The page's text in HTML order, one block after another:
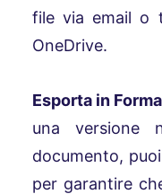
file via email o
OneDrive.
Esporta in
una versione
documento,
per garantire